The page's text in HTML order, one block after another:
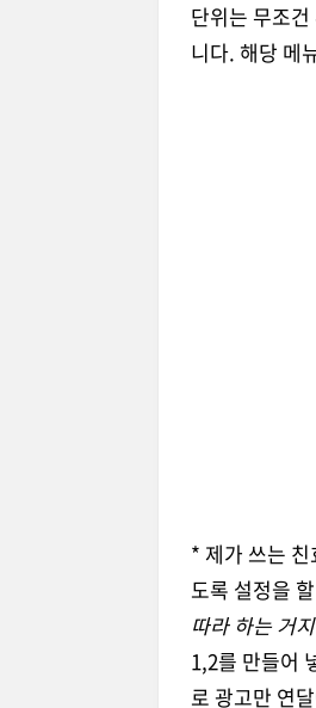
단위는 무조
니다. 해당 메
* 제가 쓰는
도록 설정을
따라 하는 거
1,2를 만들어
로 광고만 연